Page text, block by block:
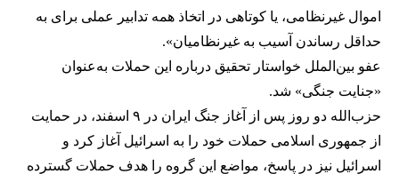
اموال غیرنظامی، یا کوتاهی در اتخاذ همه تدابیر عملی برای به
حداقل رساندن آسیب به غیرنظامیان».
عفو بین‌الملل خواستار تحقیق درباره این حملات به‌عنوان
«جنایت جنگی» شد.
حزب‌الله دو روز پس از آغاز جنگ ایران در ۹ اسفند، در حمایت
از جمهوری اسلامی حملات خود را به اسرائیل آغاز کرد و
اسرائیل نیز در پاسخ، مواضع این گروه را هدف حملات گسترده